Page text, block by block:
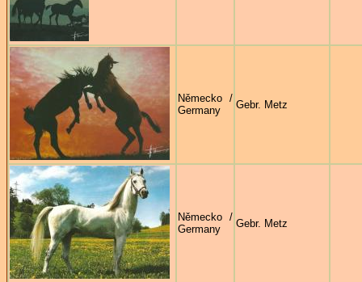
Německo /
Germany
Gebr. Metz
Německo /
Germany
Gebr. Metz